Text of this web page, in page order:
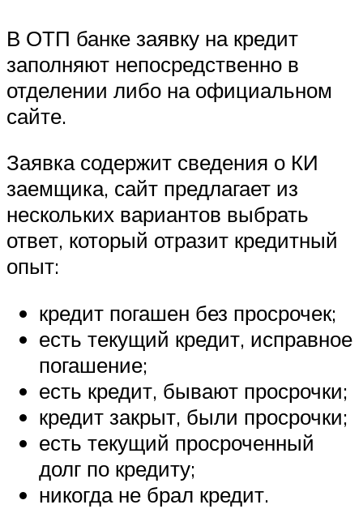
В ОТП банке заявку на кредит
заполняют непосредственно в
отделении либо на официальном
сайте.
Заявка содержит сведения о КИ
заемщика, сайт предлагает из
нескольких вариантов выбрать
ответ, который отразит кредитный
опыт:
кредит погашен без просрочек;
есть текущий кредит, исправное
погашение;
есть кредит, бывают просрочки;
кредит закрыт, были просрочки;
есть текущий просроченный
долг по кредиту;
никогда не брал кредит.